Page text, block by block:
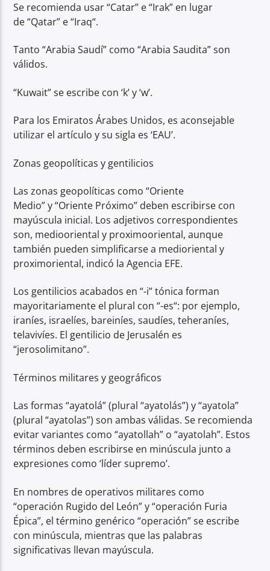
Se recomienda usar “Catar” e “Irak” en lugar
de “Qatar” e “Iraq“.
Tanto “Arabia Saudí” como “Arabia Saudita” son
válidos.
“Kuwait” se escribe con ‘k’ y ‘w’.
Para los Emiratos Árabes Unidos, es aconsejable
utilizar el artículo y su sigla es ‘EAU’.
Zonas geopolíticas y gentilicios
Las zonas geopolíticas como “Oriente
Medio” y “Oriente Próximo” deben escribirse con
mayúscula inicial. Los adjetivos correspondientes
son, mediooriental y proximooriental, aunque
también pueden simplificarse a medioriental y
proximoriental, indicó la Agencia EFE.
Los gentilicios acabados en “-i” tónica forman
mayoritariamente el plural con “-es“: por ejemplo,
iraníes, israelíes, bareiníes, saudíes, teheraníes,
telavivíes. El gentilicio de Jerusalén es
“jerosolimitano”.
Términos militares y geográficos
Las formas “ayatolá” (plural “ayatolás”) y “ayatola”
(plural “ayatolas”) son ambas válidas. Se recomienda
evitar variantes como “ayatollah” o “ayatolah”. Estos
términos deben escribirse en minúscula junto a
expresiones como ‘líder supremo’.
En nombres de operativos militares como
“operación Rugido del León” y “operación Furia
Épica”, el término genérico “operación” se escribe
con minúscula, mientras que las palabras
significativas llevan mayúscula.